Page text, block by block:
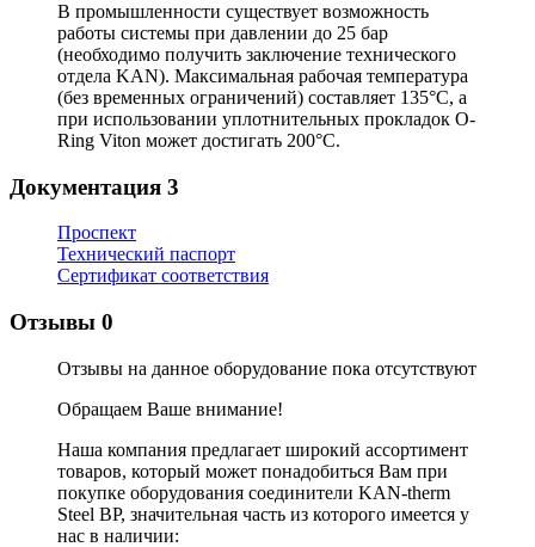
В промышленности существует возможность
работы системы при давлении до 25 бар
(необходимо получить заключение технического
отдела KAN). Максимальная рабочая температура
(без временных ограничений) составляет 135°C, а
при использовании уплотнительных прокладок O-
Ring Viton может достигать 200°C.
Документация 3
Проспект
Технический паспорт
Сертификат соответствия
Отзывы 0
Отзывы на данное оборудование пока отсутствуют
Обращаем Ваше внимание!
Наша компания предлагает широкий ассортимент
товаров, который может понадобиться Вам при
покупке оборудования соединители KAN-therm
Steel ВР, значительная часть из которого имеется у
нас в наличии: